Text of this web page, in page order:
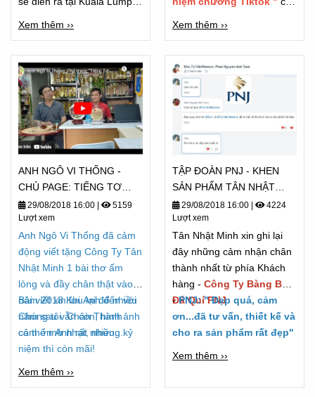
Xem thêm ››
thương hiệu và công ty lớn
trong ngành giải trí cũng
như truyền hình nói chung.
Xem thêm ››
ANH NGÔ VI THỐNG -
CHỦ PAGE: TIẾNG TƠ
LÒNG CẢM NHẬN - TỪ
2018
29/08/2018 16:00
5159
Lượt xem
Anh Ngô Vi Thống đã cảm
động viết tặng Công Ty Tân
Nhật Minh 1 bài thơ ấm
lòng và đầy chân thật vào
năm 2018 Khi Anh đến với
Chúng tôi. Chân Thành
cảm ơn Anh rất nhiều...
Bài viết xin lưu lại để nhiều
năm sau vẫn còn, hình ảnh
có thể mờ nhạt, nhưng kỷ
niệm thì còn mãi!
Xem thêm ››
TẬP ĐOÀN PNJ - KHEN
SẢN PHẨM TÂN NHẬT
MINH "ĐẸP QUÁ"
29/08/2018 16:00
4224
Lượt xem
Tân Nhật Minh xin ghi lại
đây những cảm nhận chân
thành nhất từ phía Khách
hàng - Công Ty Bàng Bạc
Đá Quí PNJ
-PNJ: " Đẹp quá, cảm
ơn...đã tư vấn, thiết kế và
cho ra sản phẩm rất đẹp"
Xem thêm ››